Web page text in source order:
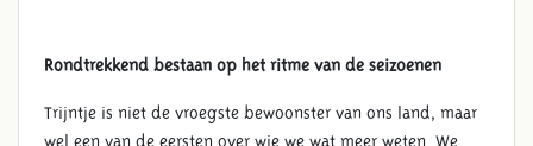
Rondtrekkend bestaan op het ritme van de seizoenen
Trijntje is niet de vroegste bewoonster van ons land, maar
wel een van de eersten over wie we wat meer weten. We